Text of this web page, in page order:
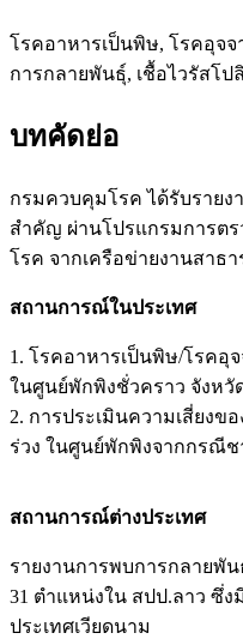
โรคอาหารเป็นพิษ, โรคอุจ
การกลายพันธุ์, เชื้อไวรัสโป
บทคัดย่อ
กรมควบคุมโรค ได้รับราย
สำคัญ ผ่านโปรแกรมการต
โรค จากเครือข่ายงานสาธ
สถานการณ์ในประเทศ
1. โรคอาหารเป็นพิษ/โรคอุ
ในศูนย์พักพิงชั่วคราว จังหวั
2. การประเมินความเสี่ยงข
ร่วง ในศูนย์พักพิงจากกรณี
สถานการณ์ต่างประเทศ
รายงานการพบการกลายพั
31 ตำแหน่งใน สปป.ลาว ซึ่ง
ประเทศเวียดนาม